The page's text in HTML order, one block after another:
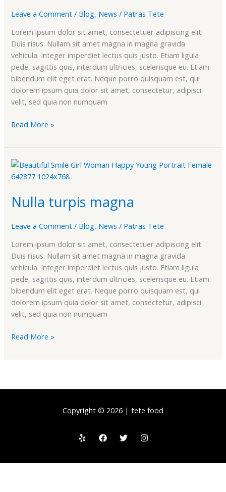
Leave a Comment / Blog, News / Patras Tete
Lorem ipsum dolor sit amet, consectetuer adipiscing elit.
Duis risus. Nullam sit amet magna in magna gravida
vehicula. Integer imperdiet lectus quis justo. Etiam ligula
pede, sagittis quis, interdum ultricies, scelerisque eu. Etiam
bibendum elit eget erat. Neque porro quisquam est, qui
dolorem ipsum quia dolor sit amet, consectetur, adipisci
velit, sed quia non numquam
Read More »
Nulla turpis magna
Leave a Comment / Blog, News / Patras Tete
Lorem ipsum dolor sit amet, consectetuer adipiscing elit.
Duis risus. Nullam sit amet magna in magna gravida
vehicula. Integer imperdiet lectus quis justo. Etiam ligula
pede, sagittis quis, interdum ultricies, scelerisque eu. Etiam
bibendum elit eget erat. Neque porro quisquam est, qui
dolorem ipsum quia dolor sit amet, consectetur, adipisci
velit, sed quia non numquam
Nulla
turpis
Read More »
Copyright © 2026 | tete food